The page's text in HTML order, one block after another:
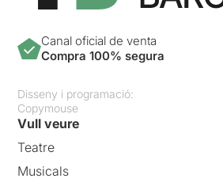
Canal oficial de venta
Compra 100% segura
Disseny i programació:
Copymouse
Vull veure
Teatre
Musicals